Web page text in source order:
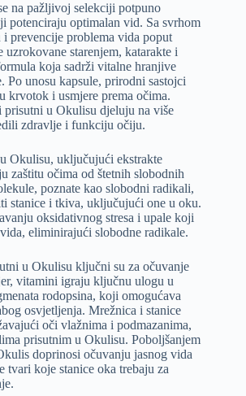
na pažljivoj selekciji potpuno
potenciraju optimalan vid. Sa svrhom
prevencije problema vida poput
uzrokovane starenjem, katarakte i
koja sadrži vitalne hranjive
Po unosu kapsule, prirodni sastojci
krvotok i usmjere prema očima.
u Okulisu djeluju na više
zdravlje i funkciju očiju.
Okulisu, uključujući ekstrakte
zaštitu očima od štetnih slobodnih
poznate kao slobodni radikali,
stanice i tkiva, uključujući one u oku.
oksidativnog stresa i upale koji
eliminirajući slobodne radikale.
u Okulisu ključni su za očuvanje
vitamini igraju ključnu ulogu u
rodopsina, koji omogućava
osvjetljenja. Mrežnica i stanice
oči vlažnima i podmazanima,
prisutnim u Okulisu. Poboljšanjem
doprinosi očuvanju jasnog vida
tvari koje stanice oka trebaju za